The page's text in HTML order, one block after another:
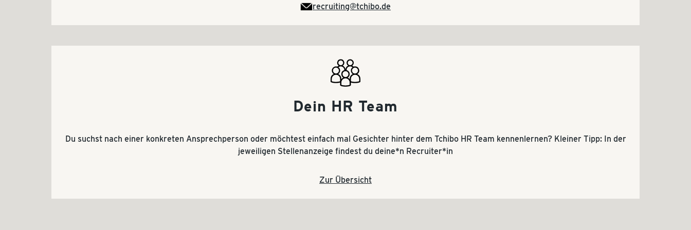
recruiting@tchibo.de
Dein HR Team
Du suchst nach einer konkreten Ansprechperson oder möchtest einfach mal Gesichter hinter dem Tchibo HR Team kennenlernen? Kleiner Tipp: In der
jeweiligen Stellenanzeige findest du deine*n Recruiter*in
Zur Übersicht